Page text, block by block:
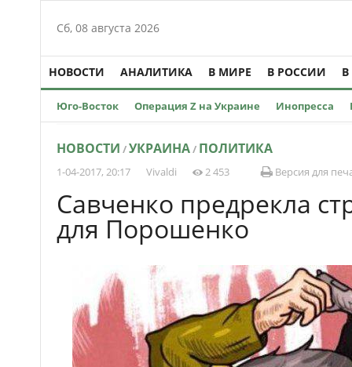
Сб, 08 августа 2026
НОВОСТИ АНАЛИТИКА В МИРЕ В РОССИИ
Юго-Восток Операция Z на Украине Инопресса
НОВОСТИ /УКРАИНА/ ПОЛИТИКА
1-04-2017, 20:17 Vivaldi 2 453 Версия для
Савченко предрекла
для Порошенко